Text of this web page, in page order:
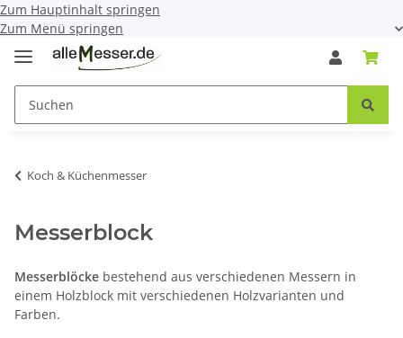
Zum Hauptinhalt springen
Zum Menü springen
Koch & Küchenmesser
Messerblock
Messerblöcke bestehend aus verschiedenen Messern in
einem Holzblock mit verschiedenen Holzvarianten und
Farben.